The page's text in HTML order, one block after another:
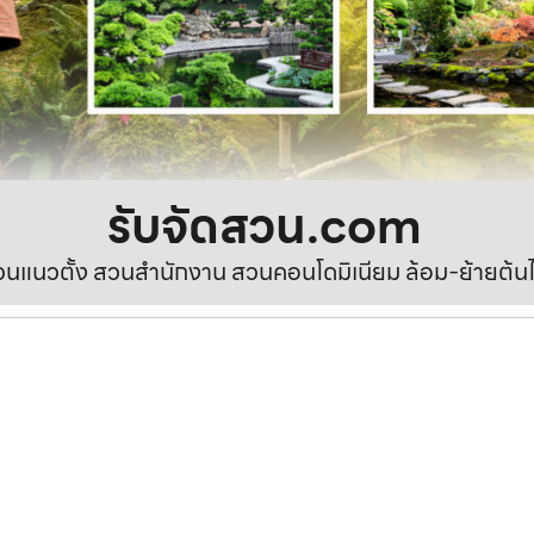
รับจัดสวน.com
แนวตั้ง สวนสำนักงาน สวนคอนโดมิเนียม ล้อม-ย้ายต้น